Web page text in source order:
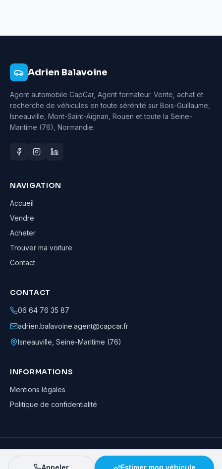
Adrien Balavoine
Agent automobile CapCar, Agent formateur. Vente, achat et
recherche de véhicules en toute sérénité sur Bois-Guillaume,
Isneauville, Mont-Saint-Aignan, Rouen et toute la Seine-
Maritime (76), Normandie.
NAVIGATION
Accueil
Vendre
Acheter
Trouver ma voiture
Contact
CONTACT
06 64 76 35 87
adrien.balavoine.agent@capcar.fr
Isneauville Seine-Maritime (76)
INFORMATIONS
Mentions légales
Politique de confidentialité
Adrien Balavoine—Agent automobile CapCar, Agent formateur· ©
· Tous droits réservés
Appeler Estimer mon véhicule